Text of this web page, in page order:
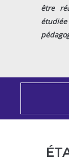
être